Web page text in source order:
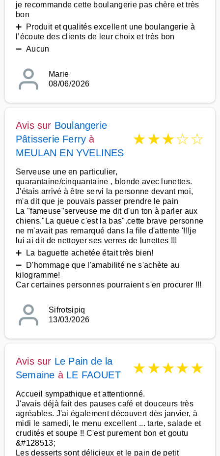
je recommande cette boulangerie pas chère et très
bon
➕ Produit et qualités excellent une boulangerie à
l’écoute des clients de leur choix et très bon
➖ Aucun
Marie
08/06/2026
Avis sur Boulangerie
Pâtisserie Ferry à
MEULAN EN YVELINES
★★★☆☆
Serveuse une en particulier,
quarantaine/cinquantaine , blonde avec lunettes.
J'étais arrivé à être servi la personne devant moi,
m'a dit que je pouvais passer prendre le pain
La "fameuse"serveuse me dit d'un ton à parler aux
chiens."La queue c'est la bas".cette brave personne
ne m'avait pas remarqué dans la file d'attente '!!!je
lui ai dit de nettoyer ses verres de lunettes !!!
➕ La baguette achetée était très bien!
➖ D'hommage que l'amabilité ne s'achète au
kilogramme!
Car certaines personnes pourraient s'en procurer !!!
Sifrotsipiq
13/03/2026
Avis sur Le Pain de la
Semaine à LE FAOUET ★★★★★
Accueil sympathique et attentionné.
J'avais déjà fait des pauses café et douceurs très
agréables. J'ai également découvert dès janvier, à
midi le samedi, le menu excellent ... tarte, salade et
crudités et soupe !! C'est purement bon et goutu
&#128513;
Les desserts sont délicieux et le pain de petit